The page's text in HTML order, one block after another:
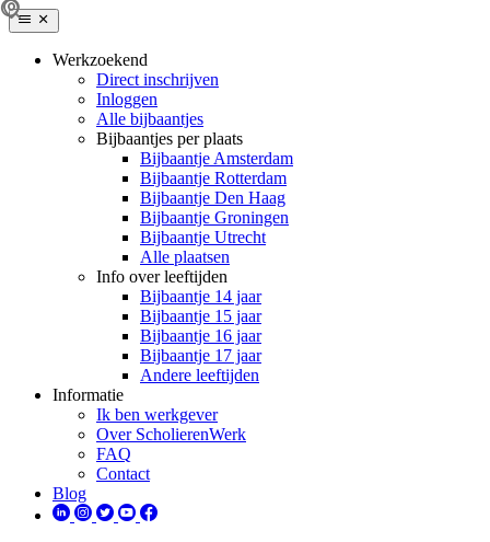
Werkzoekend
Direct inschrijven
Inloggen
Alle bijbaantjes
Bijbaantjes per plaats
Bijbaantje Amsterdam
Bijbaantje Rotterdam
Bijbaantje Den Haag
Bijbaantje Groningen
Bijbaantje Utrecht
Alle plaatsen
Info over leeftijden
Bijbaantje 14 jaar
Bijbaantje 15 jaar
Bijbaantje 16 jaar
Bijbaantje 17 jaar
Andere leeftijden
Informatie
Ik ben werkgever
Over ScholierenWerk
FAQ
Contact
Blog